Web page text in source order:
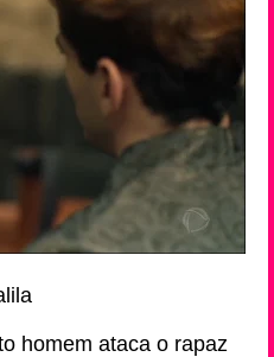
homem ataca o rapaz